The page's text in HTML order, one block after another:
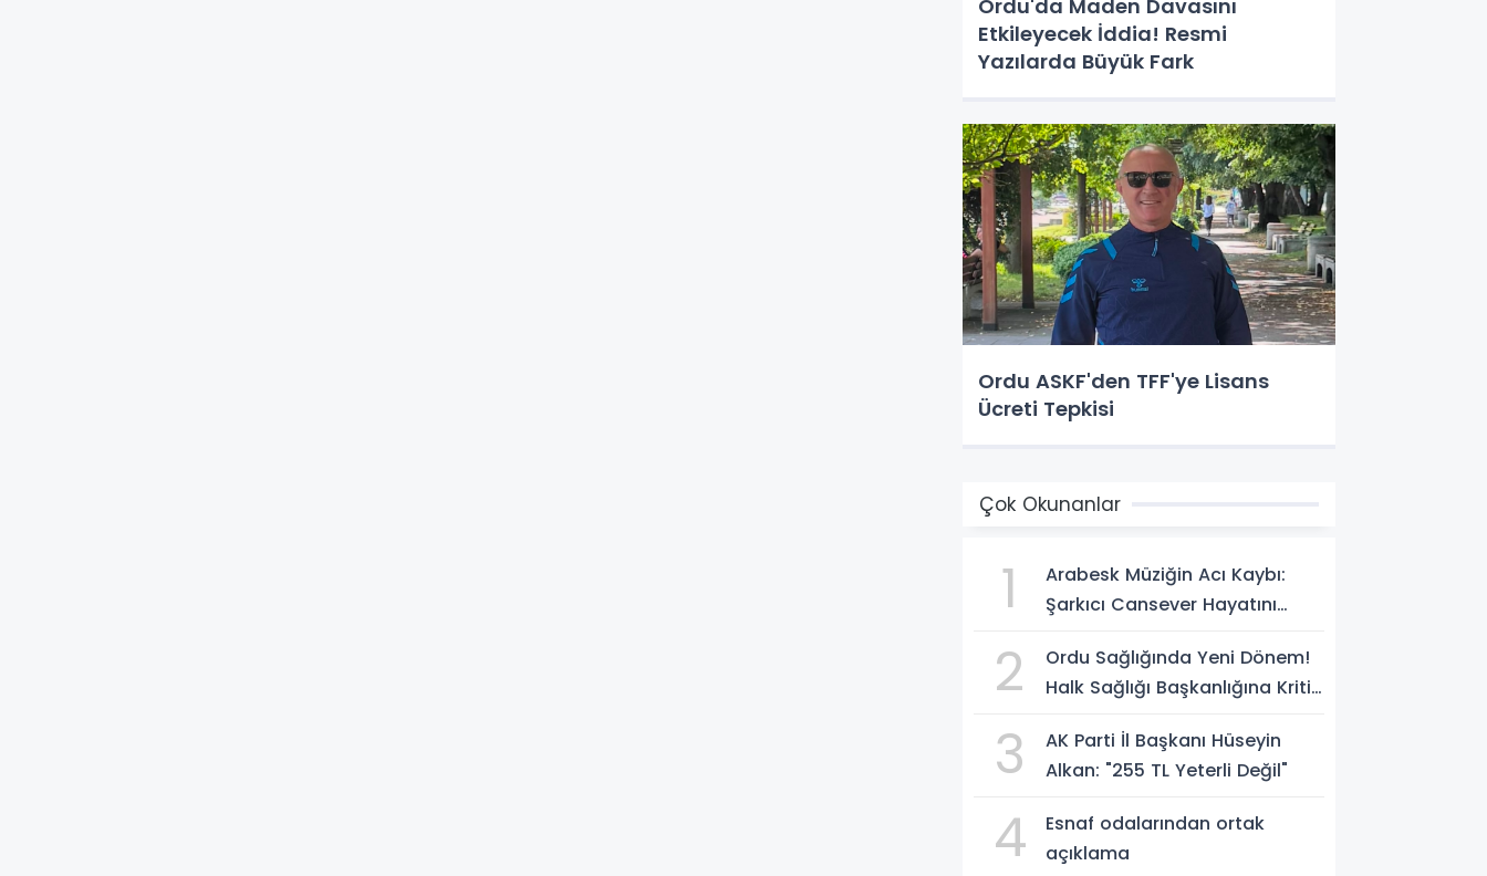
Ordu'da Maden Davasını
Etkileyecek İddia! Resmi
Yazılarda Büyük Fark
Ordu ASKF'den TFF'ye Lisans
Ücreti Tepkisi
Çok Okunanlar
1
Arabesk Müziğin Acı Kaybı:
Şarkıcı Cansever Hayatını
2
Ordu Sağlığında Yeni Dönem!
Halk Sağlığı Başkanlığına Kritik
3
AK Parti İl Başkanı Hüseyin
Alkan: "255 TL Yeterli Değil"
4
Esnaf odalarından ortak
açıklama